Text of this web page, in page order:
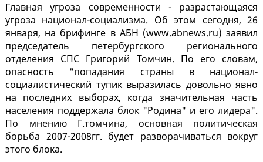
Главная угроза современности - разрастающаяся
угроза национал-социализма. Об этом сегодня, 26
января, на брифинге в АБН (www.abnews.ru) заявил
председатель петербургского регионального
отделения СПС Григорий Томчин. По его словам,
опасность "попадания страны в национал-
социалистический тупик выразилась довольно явно
на последних выборах, когда значительная часть
населения поддержала блок "Родина" и его лидера".
По мнению Г.томчина, основная политическая
борьба 2007-2008гг. будет разворачиваться вокруг
этого блока.